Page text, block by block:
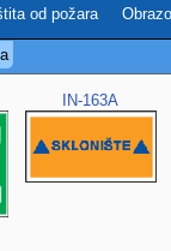
od požara
IN-163A